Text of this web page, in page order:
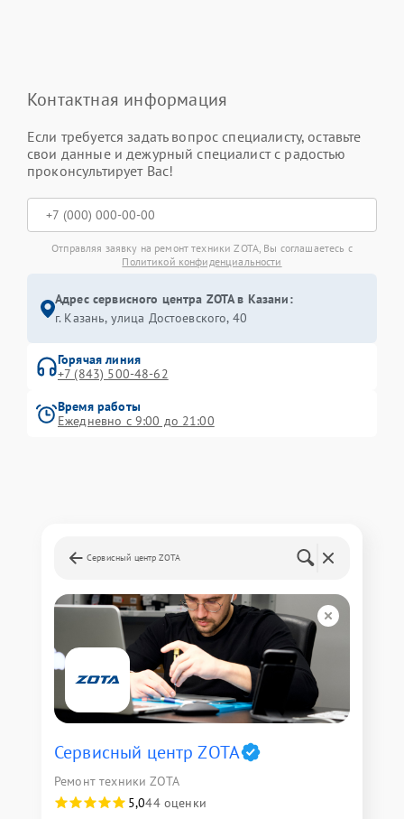
Контактная информация
Если требуется задать вопрос специалисту, оставьте
свои данные и дежурный специалист с радостью
проконсультирует Вас!
Отправляя заявку на ремонт техники ZOTA, Вы соглашаетесь с
Политикой конфиденциальности
Адрес сервисного центра ZOTA в Казани:
г. Казань, улица Достоевского, 40
Горячая линия
+7 (843) 500-48-62
Время работы
Ежедневно с 9:00 до 21:00
Сервисный центр ZOTA
Сервисный центр ZOTA
Ремонт техники ZOTA
5,044 оценки